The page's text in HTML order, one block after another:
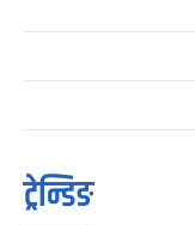
ट्रेन्डिङ